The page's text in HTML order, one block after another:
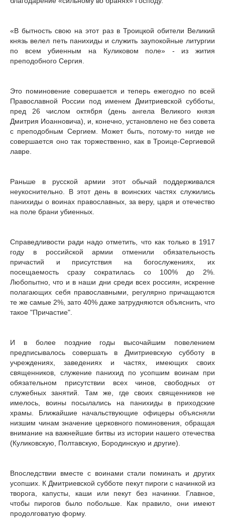
«В бытность свою на этот раз в Троицкой обители Великий
князь велел петь панихиды и служить заупокойные литургии
по всем убиенным на Куликовом поле» - из жития
преподобного Сергия.
Это поминовение совершается и теперь ежегодно по всей
Православной России под именем Дмитриевской субботы,
пред 26 числом октября (день ангела Великого князя
Дмитрия Иоанновича), и, конечно, установлено не без совета
с преподобным Сергием. Может быть, потому-то нигде не
совершается оно так торжественно, как в Троице-Сергиевой
лавре.
Раньше в русской армии этот обычай поддерживался
неукоснительно. В этот день в воинских частях служились
панихиды о воинах православных, за веру, царя и отечество
на поле брани убиенных.
Справедливости ради надо отметить, что как только в 1917
году в российской армии отменили обязательность
причастий и присутствия на богослужениях, их
посещаемость сразу сократилась со 100% до 2%.
Любопытно, что и в наши дни среди всех россиян, искренне
полагающих себя православными, регулярно причащаются
те же самые 2%, зато 40% даже затрудняются объяснить, что
такое "Причастие".
И в более поздние годы высочайшим повелением
предписывалось совершать в Дмитриевскую субботу в
учреждениях, заведениях и частях, имеющих своих
священников, служение панихид по усопшим воинам при
обязательном присутствии всех чинов, свободных от
служебных занятий. Там же, где своих священников не
имелось, воины посылались на панихиды в приходские
храмы. Ближайшие начальствующие офицеры объясняли
низшим чинам значение церковного поминовения, обращая
внимание на важнейшие битвы из истории нашего отечества
(Куликовскую, Полтавскую, Бородинскую и другие).
Впоследствии вместе с воинами стали поминать и других
усопших. К Дмитриевской субботе пекут пироги с начинкой из
творога, капусты, каши или пекут без начинки. Главное,
чтобы пирогов было побольше. Как правило, они имеют
продолговатую форму.